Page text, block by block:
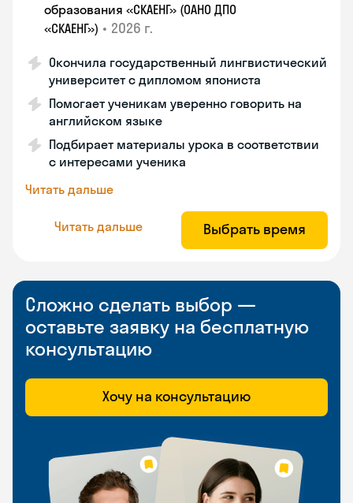
образования «СКАЕНГ» (ОАНО ДПО
«СКАЕНГ») • 2026 г.
Окончила государственный лингвистический
университет с дипломом япониста
Помогает ученикам уверенно говорить на
английском языке
Подбирает материалы урока в соответствии
с интересами ученика
Читать дальше
Читать дальше Выбрать время
Сложно сделать выбор —
оставьте заявку на бесплатную
консультацию
Хочу на консультацию